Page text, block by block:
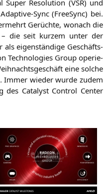
Super Reso­lu­ti­on (VSR) und
Sync (Free­Sync) bei.
Gerüch­te, wonach die
– die seit kur­zem unter der
als eigen­stän­di­ge Geschäfts­
Tech­no­lo­gies Group ope­rie­
eine sol­che
Immer wie­der wur­de zudem
des Cata­lyst Con­trol Cen­ter